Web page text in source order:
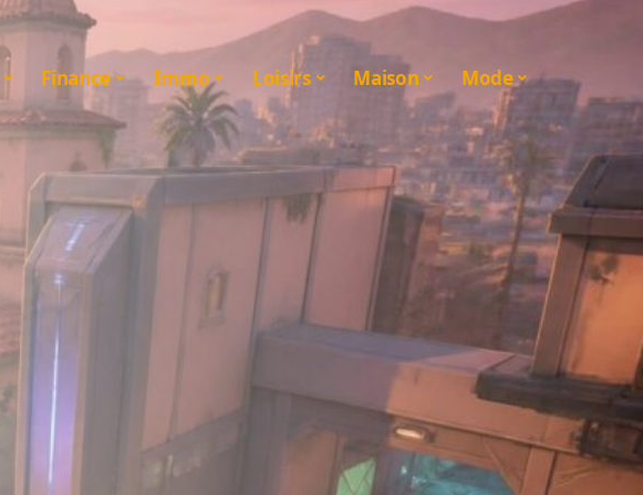
Finance Immo Loisirs Maison Mode